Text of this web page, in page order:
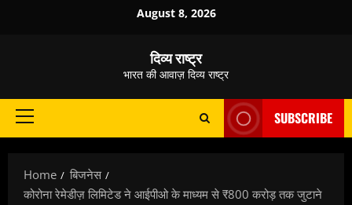
August 8, 2026
दिव्य राष्ट्र
भारत की आवाज़ दिव्य राष्ट्र
Primary
SUBSCRIBE
Home
बिजनेस
कोरोना रेमेडीज़ लिमिटेड ने आईपीओ के माध्यम से ₹800 करोड़ तक जुटाने